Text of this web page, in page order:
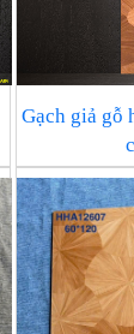
Gạch giả gỗ